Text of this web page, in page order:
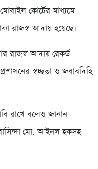
কোর্টের মাধ্যমে
রাজস্ব আদায় হয়েছে।
রাজস্ব আদায় রেকর্ড
স্বচ্ছতা ও জবাবদিহি
রাখে বলেও জানান
বাসিন্দা মো. আইনল হকসহ